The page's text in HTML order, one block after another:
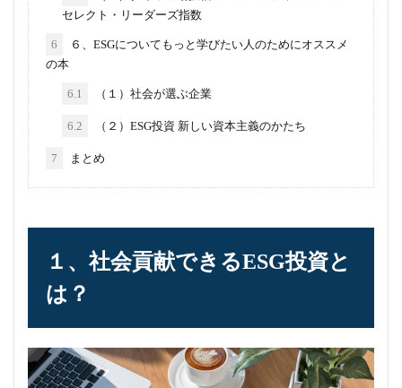
セレクト・リーダーズ指数
6
６、ESGについてもっと学びたい人のためにオススメ
の本
6.1 （１）社会が選ぶ企業
6.2 （２）ESG投資 新しい資本主義のかたち
7 まとめ
１、社会貢献できるESG投資と
は？